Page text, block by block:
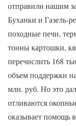
отправили нашим
Буханки и Газель-
походные печи,
тонны картошки,
перечислить 168
объем поддержки
млн. руб. Но это
отливаются
оказывает помощь